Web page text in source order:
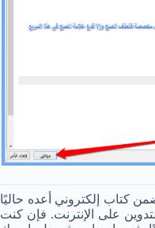
كتاب إلكتروني أعده حاليًا
على الإنترنت. فإن كنت